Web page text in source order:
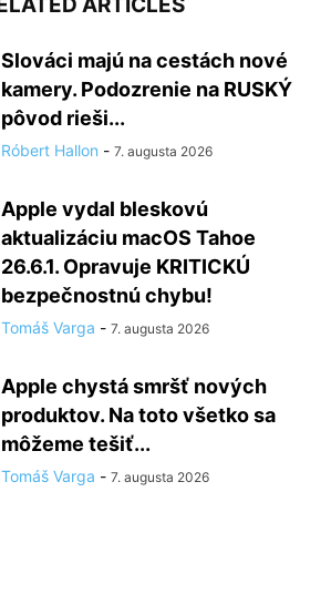
ARTICLES
Slováci majú na cestách nové
kamery. Podozrenie na RUSKÝ
pôvod rieši...
Róbert Hallon - 7. augusta 2026
Apple vydal bleskovú
aktualizáciu macOS Tahoe
26.6.1. Opravuje KRITICKÚ
bezpečnostnú chybu!
Tomáš Varga - 7. augusta 2026
Apple chystá smršť nových
produktov. Na toto všetko sa
môžeme tešiť...
Tomáš Varga - 7. augusta 2026